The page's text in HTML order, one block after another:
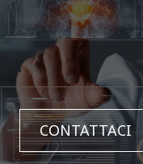
CONTATTACI